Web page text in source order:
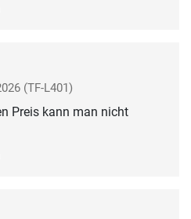
(TF-L401)
Preis kann man nicht